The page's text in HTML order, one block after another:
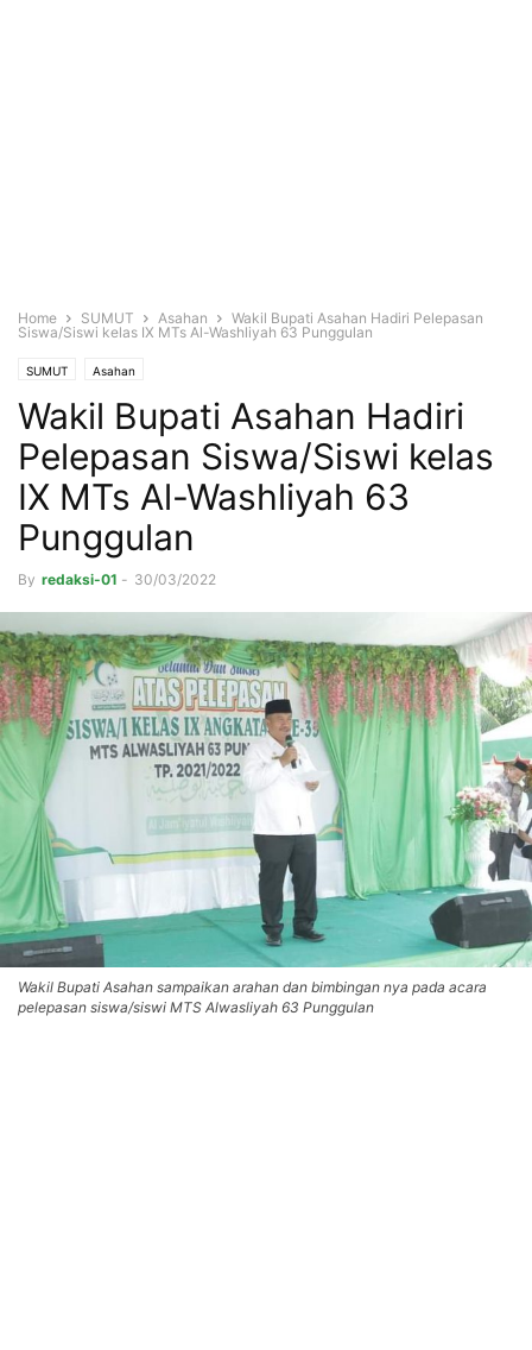
Home SUMUT Asahan
Wakil Bupati Asahan Hadiri Pelepasan
Siswa/Siswi kelas IX MTs Al-Washliyah 63 Punggulan
SUMUT Asahan
Wakil Bupati Asahan Hadiri
Pelepasan Siswa/Siswi kelas
IX MTs Al-Washliyah 63
Punggulan
By redaksi-01 - 30/03/2022
Wakil Bupati Asahan sampaikan arahan dan bimbingan nya pada acara
pelepasan siswa/siswi MTS Alwasliyah 63 Punggulan